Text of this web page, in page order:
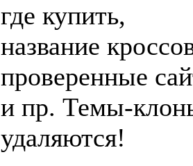
где купить,
название
проверенные
и пр. Темы-
удаляются!